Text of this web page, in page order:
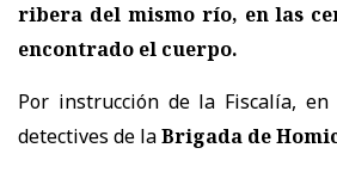
ribera del mismo río, en las
encontrado el cuerpo.
Por instrucción de la Fiscalía,
detectives de laBrigada de